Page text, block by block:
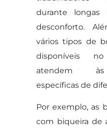
durante longas
desconforto.
vários tipos de
disponíveis
atendem às
específicas de
Por exemplo, as
com biqueira de